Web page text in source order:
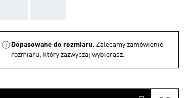
Dopasowane do rozmiaru. Zalecamy zamówienie
rozmiaru, który zazwyczaj wybierasz.